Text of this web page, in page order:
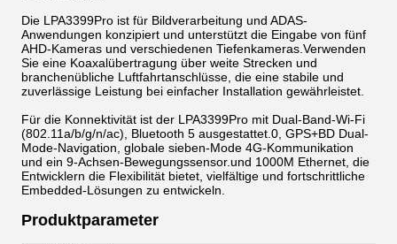
Die LPA3399Pro ist für Bildverarbeitung und ADAS-
Anwendungen konzipiert und unterstützt die Eingabe von fünf
AHD-Kameras und verschiedenen Tiefenkameras.Verwenden
Sie eine Koaxalübertragung über weite Strecken und
branchenübliche Luftfahrtanschlüsse, die eine stabile und
zuverlässige Leistung bei einfacher Installation gewährleistet.
Für die Konnektivität ist der LPA3399Pro mit Dual-Band-Wi-Fi
(802.11a/b/g/n/ac), Bluetooth 5 ausgestattet.0, GPS+BD Dual-
Mode-Navigation, globale sieben-Mode 4G-Kommunikation
und ein 9-Achsen-Bewegungssensor.und 1000M Ethernet, die
Entwicklern die Flexibilität bietet, vielfältige und fortschrittliche
Embedded-Lösungen zu entwickeln.
Produktparameter